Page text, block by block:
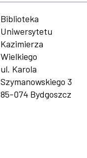
Biblioteka
Uniwersytetu
Kazimierza
Wielkiego
ul. Karola
Szymanowskiego 3
85-074 Bydgoszcz